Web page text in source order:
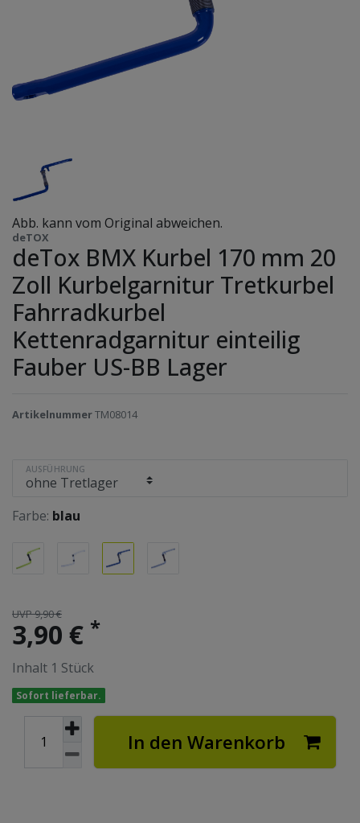
Abb. kann vom Original abweichen.
deTOX
deTox BMX Kurbel 170 mm 20
Zoll Kurbelgarnitur Tretkurbel
Fahrradkurbel
Kettenradgarnitur einteilig
Fauber US-BB Lager
ArtikelnummerTM08014
AUSFÜHRUNG
Farbe: blau
UVP 9,90 €
3,90 € *
Inhalt 1 Stück
Sofort lieferbar.
In den Warenkorb